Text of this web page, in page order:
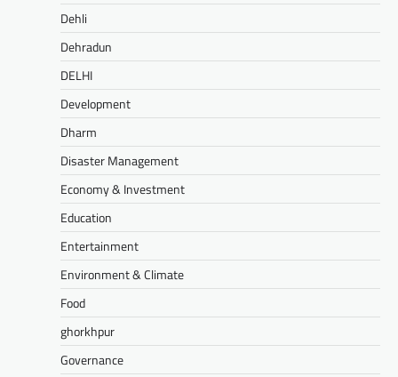
Dehli
Dehradun
DELHI
Development
Dharm
Disaster Management
Economy & Investment
Education
Entertainment
Environment & Climate
Food
ghorkhpur
Governance